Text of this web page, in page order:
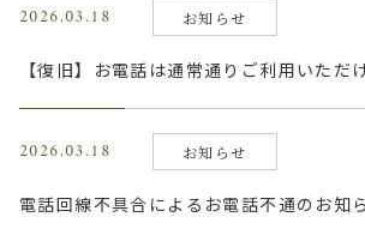
2026.03.18 お知らせ
【復旧】お電話は通常通りご利用いただ
2026.03.18 お知らせ
電話回線不具合によるお電話不通のお知